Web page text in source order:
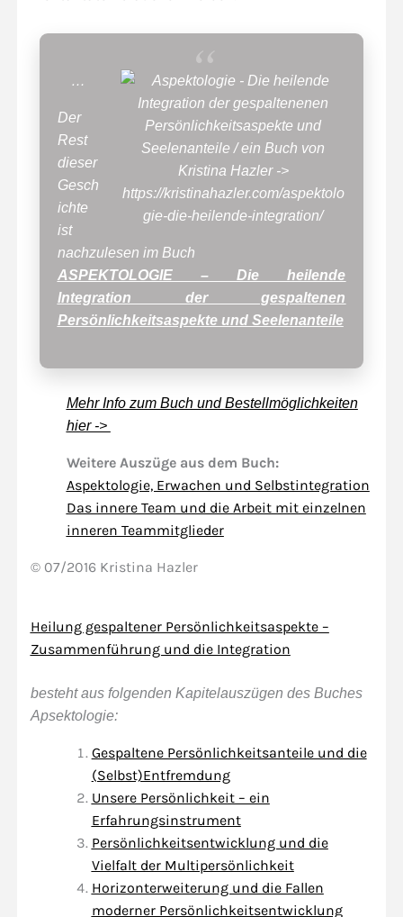
Der
Rest
dieser
Gesch
ichte
ist
nachzulesen im Buch
ASPEKTOLOGIE – Die heilende
Integration der gespaltenen
Persönlichkeitsaspekte und Seelenanteile
Mehr Info zum Buch und Bestellmöglichkeiten
hier ->
Weitere Auszüge aus dem Buch:
Aspektologie, Erwachen und Selbstintegration
Das innere Team und die Arbeit mit einzelnen
inneren Teammitglieder
© 07/2016 Kristina Hazler
Heilung gespaltener Persönlichkeitsaspekte –
Zusammenführung und die Integration
besteht aus folgenden Kapitelauszügen des Buches
Apsektologie:
Gespaltene Persönlichkeitsanteile und die
(Selbst)Entfremdung
Unsere Persönlichkeit – ein
Erfahrungsinstrument
Persönlichkeitsentwicklung und die
Vielfalt der Multipersönlichkeit
Horizonterweiterung und die Fallen
moderner Persönlichkeitsentwicklung